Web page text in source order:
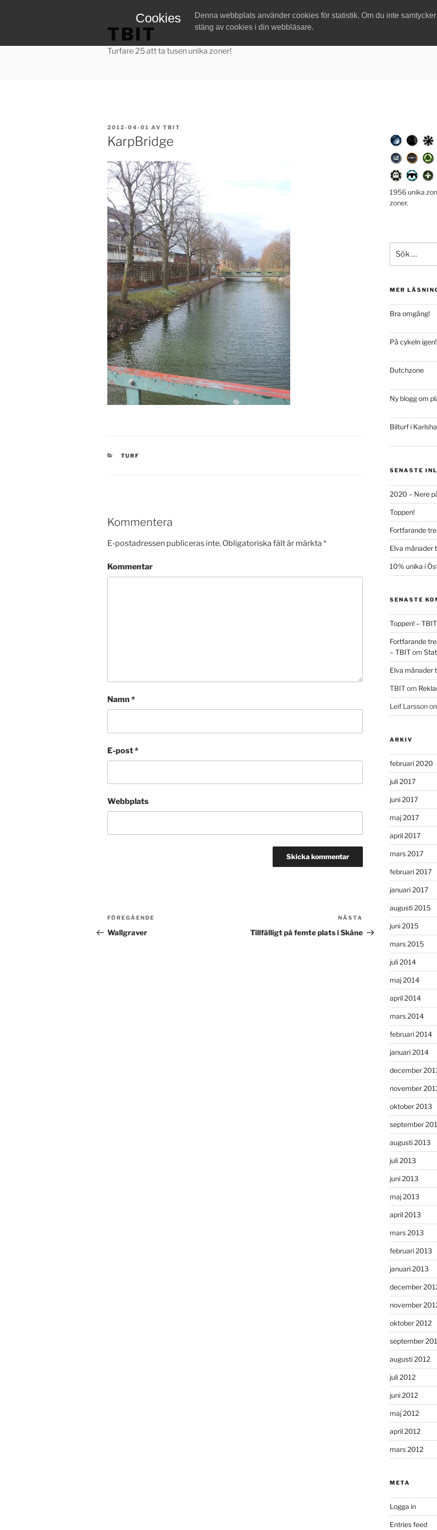
Cookies
Denna webbplats använder cookies för statistik. Om du inte
stäng av cookies i din webbläsare.
TBIT
Turfare 25 att ta tusen unika zoner!
PUBLICERAT
2012-04-01 AV TBIT
KarpBridge
KATEGORIER
TURF
Kommentera
E-postadressen publiceras inte. Obligatoriska fält är märkta *
Kommentar
Namn *
E-post*
Webbplats
Post
navigation
Föregående
inlägg
FÖREGÅENDE
Wallgraver
inlägg
NÄSTA
Tillfälligt på femte plats i Skåne
1956 unika
zoner.
efter:
MER
Bra omgång!
På cykeln igen!
Dutchzone
Ny blogg om
Bilturf i
SENASTE
2020 – Nere
Toppen!
Fortfarande
Elva månader
10% unika i
SENASTE
Toppen! – TBIT
Fortfarande
– TBITom
Elva månader
TBITom
Leif Larsson
ARKIV
februari 2020
juli 2017
juni 2017
maj 2017
april 2017
mars 2017
februari 2017
januari 2017
augusti 2015
juni 2015
mars 2015
juli 2014
maj 2014
april 2014
mars 2014
februari 2014
januari 2014
december
november
oktober 2013
september
augusti 2013
juli 2013
juni 2013
maj 2013
april 2013
mars 2013
februari 2013
januari 2013
december
november
oktober 2012
september
augusti 2012
juli 2012
juni 2012
maj 2012
april 2012
mars 2012
META
Logga in
Entries feed